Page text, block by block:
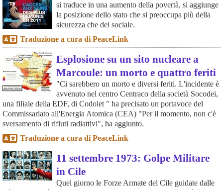
si traduce in una aumento della povertà, si aggiunge
la posizione dello stato che si preoccupa più della
sicurezza che del sociale.
Traduzione a cura di PeaceLink
Esplosione su un sito nucleare a
Marcoule: un morto e quattro feriti
"Ci sarebbero un morto e diversi feriti. L'incidente è
avvenuto nel centro Centraco della società Socodei,
una filiale della EDF, di Codolet " ha precisato un portavoce del
Commissariato all'Energia Atomica (CEA) "Per il momento, non c'è
sversamento di rifiuti radiattivi", ha aggiunto.
Traduzione a cura di PeaceLink
11 settembre 1973: Golpe Militare
in Cile
Quel giorno le Forze Armate del Cile guidate dalle